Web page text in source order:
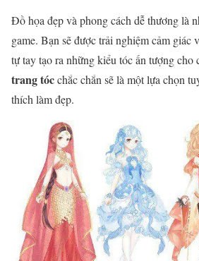
Đồ họa đẹp và phong cách dễ thương là
game. Bạn sẽ được trải nghiệm cảm giác
tự tay tạo ra những kiểu tóc ấn tượng cho
trang tócchắc chắn sẽ là một lựa chọn
thích làm đẹp.